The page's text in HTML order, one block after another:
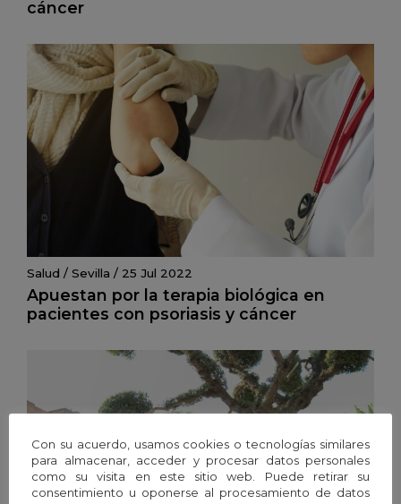
cáncer
Salud / Sevilla / 25 Jul 2022
Apuestan por la terapia biológica en
pacientes con psoriasis y cáncer
Con su acuerdo, usamos cookies o tecnologías similares
para almacenar, acceder y procesar datos personales
como su visita en este sitio web. Puede retirar su
consentimiento u oponerse al procesamiento de datos